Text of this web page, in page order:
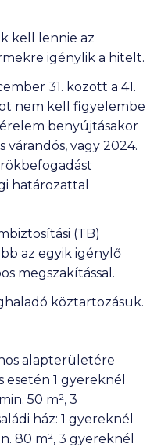
kell lennie az
igénylik a hitelt.
31. között a 41.
nem kell figyelembe
benyújtásakor
várandós, vagy 2024.
határozattal
(TB)
az egyik igénylő
megszakítással.
köztartozásuk.
alapterületére
1 gyereknél
50 m², 3
ház: 1 gyereknél
80 m², 3 gyereknél